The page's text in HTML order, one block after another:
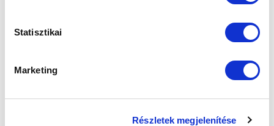
Statisztikai
Marketing
Részletek megjelenítése